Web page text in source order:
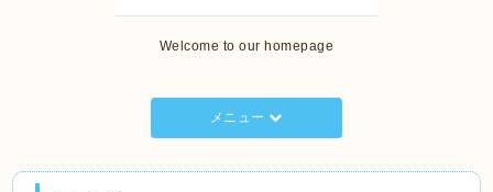
Welcome to our homepage
メニュー